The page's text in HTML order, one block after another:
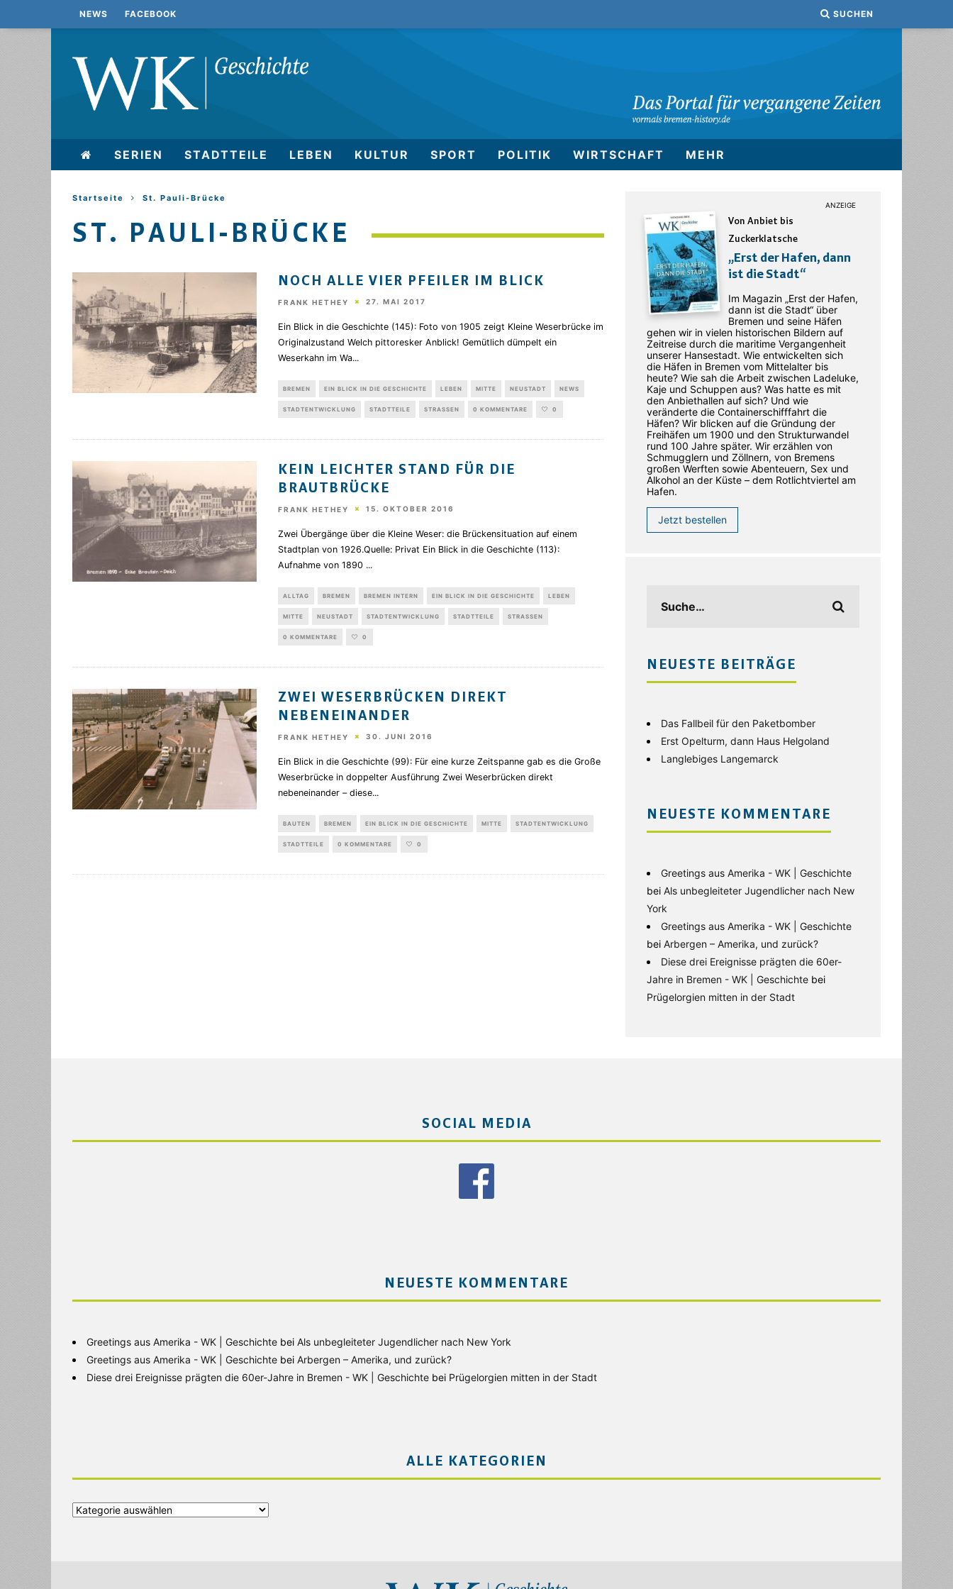
NEWS FACEBOOK SUCHEN
SERIEN STADTTEILE LEBEN KULTUR SPORT POLITIK WIRTSCHAFT MEHR
Startseite St. Pauli-Brücke
ST. PAULI-BRÜCKE
NOCH ALLE VIER PFEILER IM BLICK
FRANK HETHEY 27. MAI 2017
Ein Blick in die Geschichte (145): Foto von 1905 zeigt Kleine Weserbrücke im
Originalzustand Welch pittoresker Anblick! Gemütlich dümpelt ein
Weserkahn im Wa...
BREMEN EIN BLICK IN DIE GESCHICHTE LEBEN MITTE NEUSTADT NEWS
STADTENTWICKLUNG STADTTEILE STRASSEN 0 KOMMENTARE 0
KEIN LEICHTER STAND FÜR DIE
BRAUTBRÜCKE
FRANK HETHEY 15. OKTOBER 2016
Zwei Übergänge über die Kleine Weser: die Brückensituation auf einem
Stadtplan von 1926.Quelle: Privat Ein Blick in die Geschichte (113):
Aufnahme von 1890 ...
ALLTAG BREMEN BREMEN INTERN EIN BLICK IN DIE GESCHICHTE LEBEN
MITTE NEUSTADT STADTENTWICKLUNG STADTTEILE STRASSEN
0 KOMMENTARE 0
ZWEI WESERBRÜCKEN DIREKT
NEBENEINANDER
FRANK HETHEY 30. JUNI 2016
Ein Blick in die Geschichte (99): Für eine kurze Zeitspanne gab es die Große
Weserbrücke in doppelter Ausführung Zwei Weserbrücken direkt
nebeneinander – diese...
BAUTEN BREMEN EIN BLICK IN DIE GESCHICHTE MITTE STADTENTWICKLUNG
STADTTEILE 0 KOMMENTARE 0
Von Anbiet bis
Zuckerklatsche
„Erst der Hafen, dann
ist die Stadt“
Im Magazin „Erst der Hafen,
dann ist die Stadt“ über
Bremen und seine Häfen
gehen wir in vielen historischen Bildern auf
Zeitreise durch die maritime Vergangenheit
unserer Hansestadt. Wie entwickelten sich
die Häfen in Bremen vom Mittelalter bis
heute? Wie sah die Arbeit zwischen Ladeluke,
Kaje und Schuppen aus? Was hatte es mit
den Anbiethallen auf sich? Und wie
veränderte die Containerschifffahrt die
Häfen? Wir blicken auf die Gründung der
Freihäfen um 1900 und den Strukturwandel
rund 100 Jahre später. Wir erzählen von
Schmugglern und Zöllnern, von Bremens
großen Werften sowie Abenteuern, Sex und
Alkohol an der Küste – dem Rotlichtviertel am
Hafen.
Jetzt bestellen
NEUESTE BEITRÄGE
Das Fallbeil für den Paketbomber
Erst Opelturm, dann Haus Helgoland
Langlebiges Langemarck
NEUESTE KOMMENTARE
Greetings aus Amerika - WK | Geschichte
bei Als unbegleiteter Jugendlicher nach New
York
Greetings aus Amerika - WK | Geschichte
bei Arbergen – Amerika, und zurück?
Diese drei Ereignisse prägten die 60er-
Jahre in Bremen - WK | Geschichte bei
Prügelorgien mitten in der Stadt
SOCIAL MEDIA
NEUESTE KOMMENTARE
Greetings aus Amerika - WK | Geschichte bei Als unbegleiteter Jugendlicher nach New York
Greetings aus Amerika - WK | Geschichte bei Arbergen – Amerika, und zurück?
Diese drei Ereignisse prägten die 60er-Jahre in Bremen - WK | Geschichte bei Prügelorgien mitten in der Stadt
ALLE KATEGORIEN
Alle